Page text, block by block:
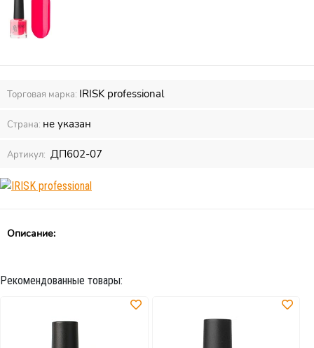
Торговая марка: IRISK professional
Страна: не указан
Артикул: ДП602-07
Описание:
Рекомендованные товары: